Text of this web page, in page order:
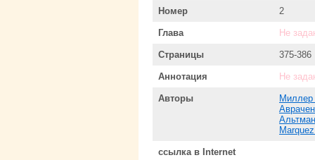
Номер 2
Глава Не
Страницы 375-386
Аннотация Не
Авторы
Миллер
Marquez
ссылка в Internet